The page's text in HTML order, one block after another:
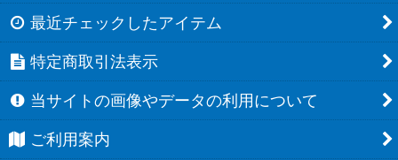
最近チェックしたアイテム
特定商取引法表示
当サイトの画像やデータの利用について
ご利用案内